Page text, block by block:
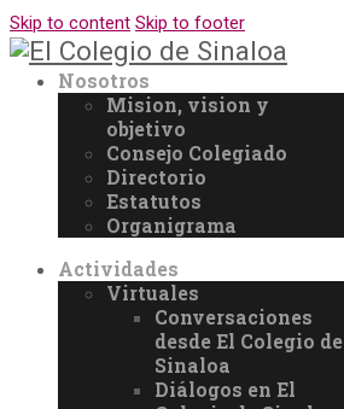
Skip to content Skip to footer
Nosotros
Mision, vision y
objetivo
Consejo Colegiado
Directorio
Estatutos
Organigrama
Actividades
Virtuales
Conversaciones
desde El Colegio de
Sinaloa
Diálogos en El